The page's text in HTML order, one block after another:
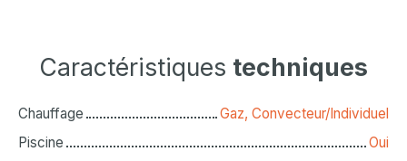
Caractéristiques techniques
Chauffage
Gaz, Convecteur/Individuel
Piscine
Oui